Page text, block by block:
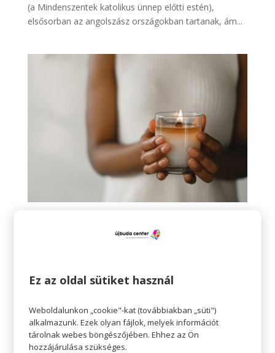
(a Mindenszentek katolikus ünnep előtti estén),
elsősorban az angolszász országokban tartanak, ám...
HelloPlazaEeltoltoUser|okt 18, 2021
hello hétköznapok Varázsolj őszi illatokat az
hűvösebb nappalok mellett az otthon bekuckózás
érzését is magával hozza, hiszen egyre többször
töltjük az időnket puha takaróba bugyolálva, miközben
felkészülünk a...
Ez az oldal sütiket használ
Weboldalunkon „cookie"-kat (továbbiakban „süti")
alkalmazunk. Ezek olyan fájlok, melyek információt
tárolnak webes böngészőjében. Ehhez az Ön
hozzájárulása szükséges.